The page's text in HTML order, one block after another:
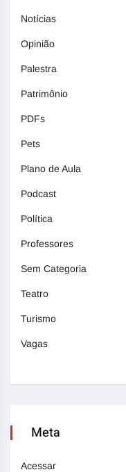
Notícias
Opinião
Palestra
Patrimônio
PDFs
Pets
Plano de Aula
Podcast
Política
Professores
Sem Categoria
Teatro
Turismo
Vagas
Meta
Acessar